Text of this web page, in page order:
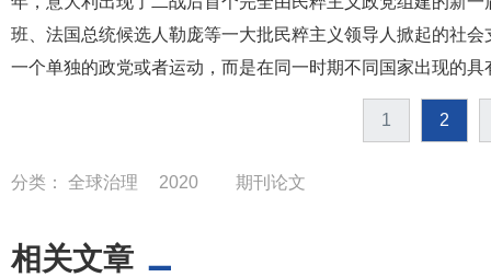
班、法国总统候选人勒庞等一大批民粹主义领导人掀起的社
一个单独的政党或者运动，而是在同一时期不同国家出现的
1 2
分类： 全球治理 2020 期刊论文
相关文章